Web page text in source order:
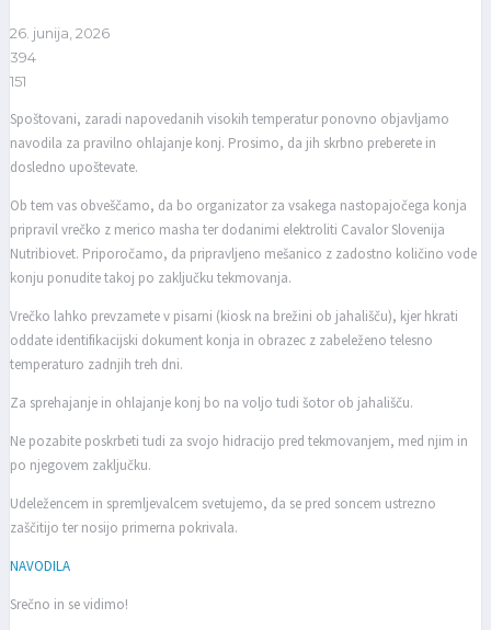
26. junija, 2026
394
151
Spoštovani, zaradi napovedanih visokih temperatur ponovno objavljamo
navodila za pravilno ohlajanje konj. Prosimo, da jih skrbno preberete in
dosledno upoštevate.
Ob tem vas obveščamo, da bo organizator za vsakega nastopajočega konja
pripravil vrečko z merico masha ter dodanimi elektroliti Cavalor Slovenija
Nutribiovet. Priporočamo, da pripravljeno mešanico z zadostno količino vode
konju ponudite takoj po zaključku tekmovanja.
Vrečko lahko prevzamete v pisarni (kiosk na brežini ob jahališču), kjer hkrati
oddate identifikacijski dokument konja in obrazec z zabeleženo telesno
temperaturo zadnjih treh dni.
Za sprehajanje in ohlajanje konj bo na voljo tudi šotor ob jahališču.
Ne pozabite poskrbeti tudi za svojo hidracijo pred tekmovanjem, med njim in
po njegovem zaključku.
Udeležencem in spremljevalcem svetujemo, da se pred soncem ustrezno
zaščitijo ter nosijo primerna pokrivala.
NAVODILA
Srečno in se vidimo!